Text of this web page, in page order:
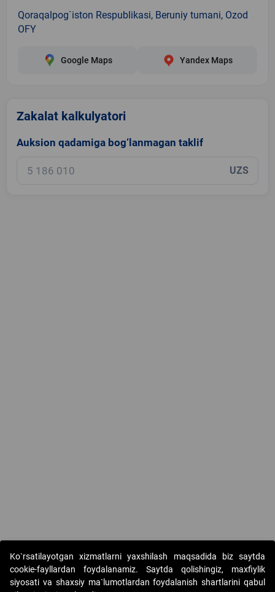
Qoraqalpog`iston Respublikasi, Beruniy tumani, Ozod
OFY
Google Maps Yandex Maps
Zakalat kalkulyatori
Auksion qadamiga bog‘lanmagan taklif
UZS
Ko`rsatilayotgan xizmatlarni yaxshilash maqsadida biz saytda
cookie-fayllardan foydalanamiz. Saytda qolishingiz, maxfiylik
siyosati va shaxsiy ma`lumotlardan foydalanish shartlarini qabul